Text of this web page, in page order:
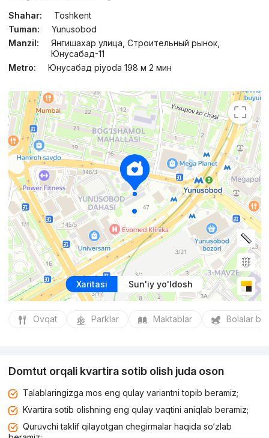
Shahar:
Toshkent
Tuman:
Yunusobod
Manzil:
Янгишахар улица, Строительный рынок,
Юнусабад-11
Metro:
Юнусабад piyoda 198 м 2 мин
Xaritasi Sun'iy yo'ldosh
Ovqat Parklar Maktablar Bolalar
Domtut orqali kvartira sotib olish juda oson
Talablaringizga mos eng qulay variantni topib beramiz;
Kvartira sotib olishning eng qulay vaqtini aniqlab beramiz;
Quruvchi taklif qilayotgan chegirmalar haqida so‘zlab